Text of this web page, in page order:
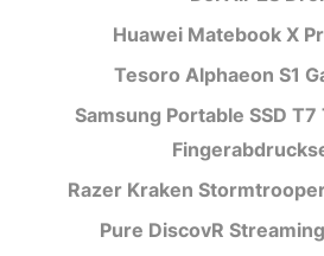
Huawei Matebook X
Tesoro Alphaeon S1
Samsung Portable SSD T7
Razer Kraken
Pure DiscovR